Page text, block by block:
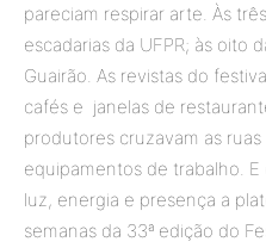
pareciam respirar arte. Às
escadarias da UFPR; às oito
Guairão. As revistas do
cafés e janelas de
produtores cruzavam as
equipamentos de trabalho.
luz, energia e presença a
semanas da 33ª edição do